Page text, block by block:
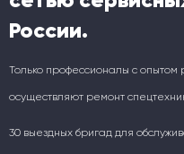
России.
Только профессионалы с
осуществляют ремонт
30 выездных бригад для